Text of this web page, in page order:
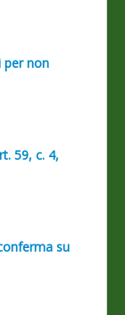
per non
59, c. 4,
su